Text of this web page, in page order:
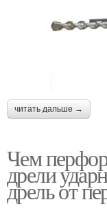
читать дальше →
Чем
дрели
дрель от